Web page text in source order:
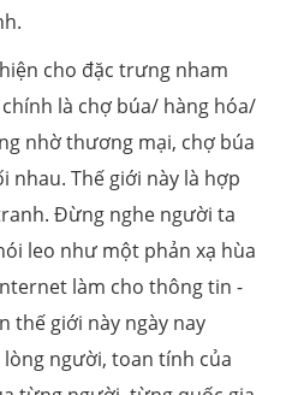
cho đặc trưng nham
là chợ búa/ hàng hóa/
nhờ thương mại, chợ búa
nhau. Thế giới này là hợp
Đừng nghe người ta
leo như một phản xạ hùa
làm cho thông tin -
thế giới này ngày nay
lòng người, toan tính của